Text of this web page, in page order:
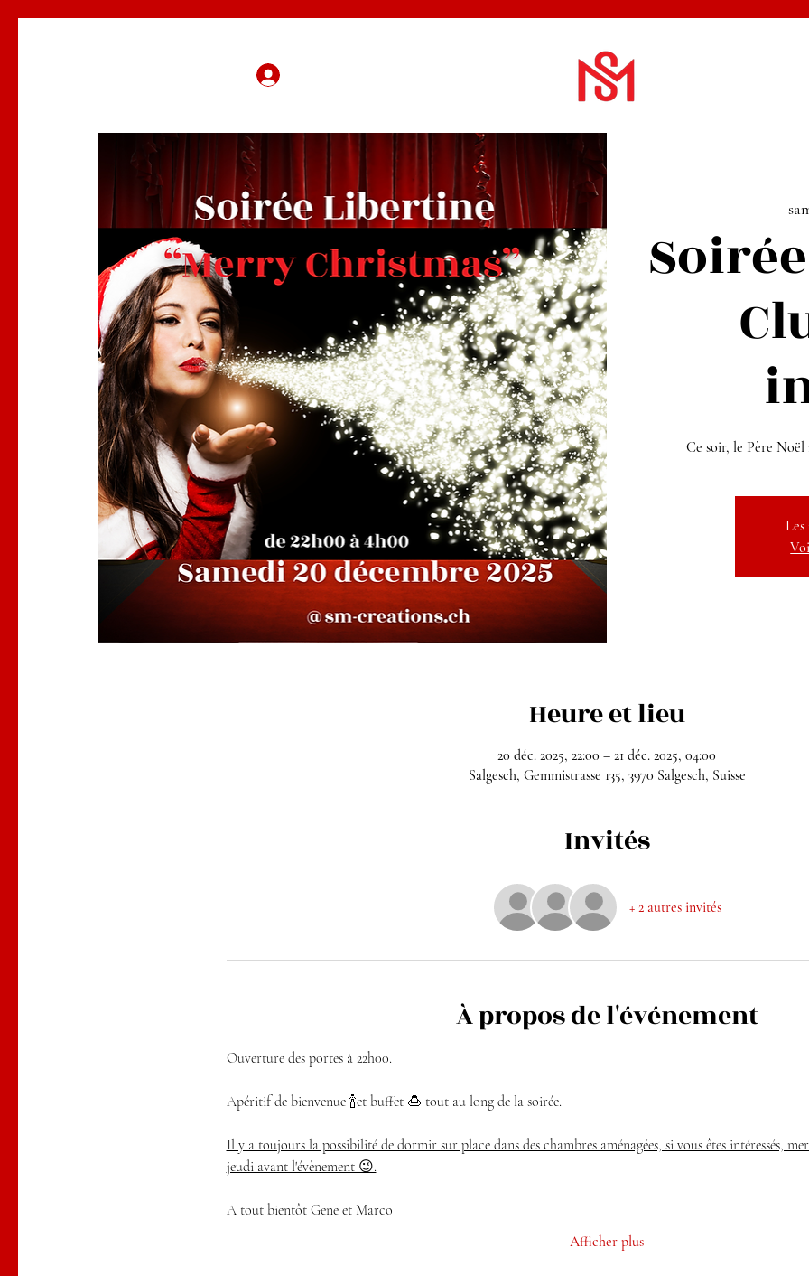
Ce soir, le Père Noël
Heure et lieu
20 déc. 2025, 22:00 – 21 déc. 2025, 04:00
Salgesch, Gemmistrasse 135, 3970 Salgesch, Suisse
Invités
+ 2 autres invités
À propos de l'événement
Ouverture des portes à 22h00.
Apéritif de bienvenue 🍾et buffet 🍮 tout au long de la soirée.
Il y a toujours la possibilité de dormir sur place dans des chambres aménagées, si vous êtes intéressés,
jeudi avant l'évènement 😉.
A tout bientôt Gene et Marco
Afficher plus